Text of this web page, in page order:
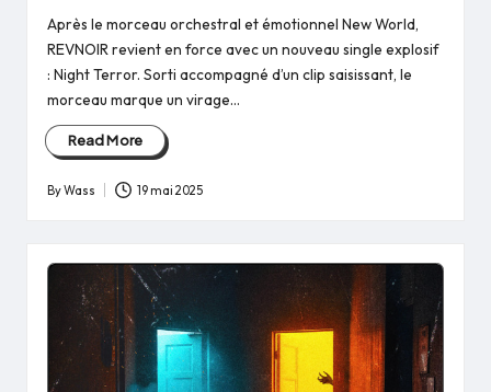
Après le morceau orchestral et émotionnel New World,
REVNOIR revient en force avec un nouveau single explosif
: Night Terror. Sorti accompagné d’un clip saisissant, le
morceau marque un virage…
Read More
Posted
ByWass 19 mai 2025